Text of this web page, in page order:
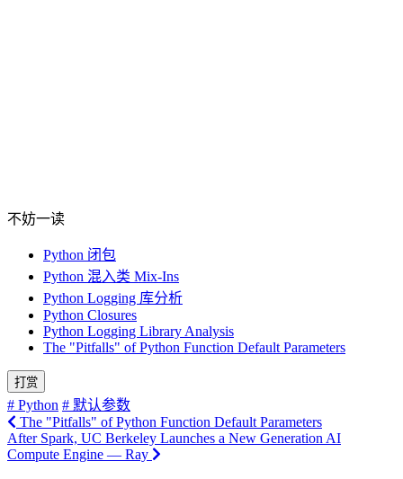
不妨一读
Python 闭包
Python 混入类 Mix-Ins
Python Logging 库分析
Python Closures
Python Logging Library Analysis
The "Pitfalls" of Python Function Default Parameters
打赏
# Python # 默认参数
The "Pitfalls" of Python Function Default Parameters
After Spark, UC Berkeley Launches a New Generation AI
Compute Engine — Ray